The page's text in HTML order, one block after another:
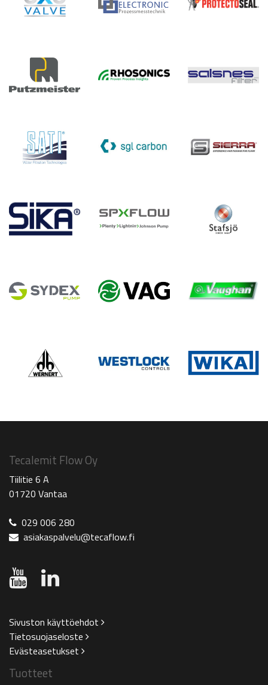
Tecalemit Flow Oy
Tiilitie 6 A
01720 Vantaa
029 006 280
asiakaspalvelu@tecaflow.fi
Sivuston käyttöehdot
Tietosuojaseloste
Evästeasetukset
Tuotteet